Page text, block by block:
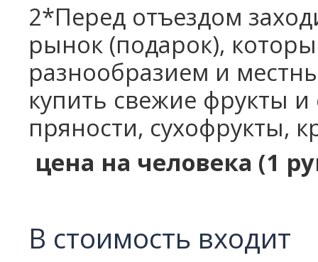
2*Перед отъездом
рынок (подарок),
разнообразием и
купить свежие фрукты
пряности, сухофрукты,
цена на человека (1
В стоимость входит